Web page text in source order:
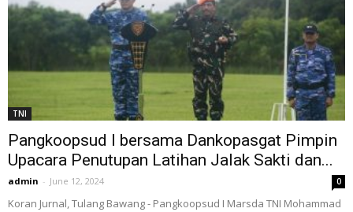
TNI
Pangkoopsud I bersama Dankopasgat Pimpin
Upacara Penutupan Latihan Jalak Sakti dan...
admin - June 12, 2024 0
Koran Jurnal, Tulang Bawang - Pangkoopsud I Marsda TNI Mohammad